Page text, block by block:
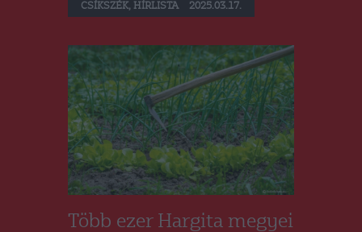
CSÍKSZÉK, HÍRLISTA 2025.03.17.
Több ezer Hargita megyei